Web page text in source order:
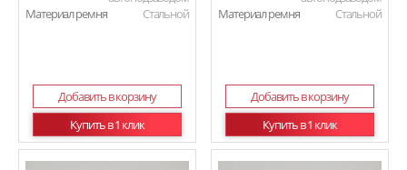
Материал ремня
Стальной
Добавить в корзину
Купить в 1 клик
Материал ремня
Стальной
Добавить в корзину
Купить в 1 клик